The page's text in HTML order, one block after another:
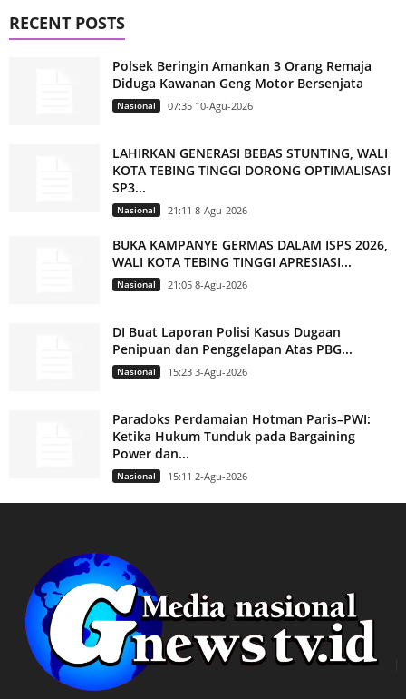
RECENT POSTS
Polsek Beringin Amankan 3 Orang Remaja
Diduga Kawanan Geng Motor Bersenjata
Nasional 07:35 10-Agu-2026
LAHIRKAN GENERASI BEBAS STUNTING, WALI
KOTA TEBING TINGGI DORONG OPTIMALISASI
SP3...
Nasional 21:11 8-Agu-2026
BUKA KAMPANYE GERMAS DALAM ISPS 2026,
WALI KOTA TEBING TINGGI APRESIASI...
Nasional 21:05 8-Agu-2026
DI Buat Laporan Polisi Kasus Dugaan
Penipuan dan Penggelapan Atas PBG...
Nasional 15:23 3-Agu-2026
Paradoks Perdamaian Hotman Paris–PWI:
Ketika Hukum Tunduk pada Bargaining
Power dan...
Nasional 15:11 2-Agu-2026